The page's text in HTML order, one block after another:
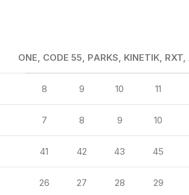
ONE, CODE 55, PARKS, KINETIK,
8 9 10 11
7 8 9 10
41 42 43 45
26 27 28 29